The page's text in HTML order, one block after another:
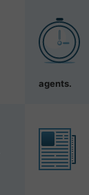
agents.